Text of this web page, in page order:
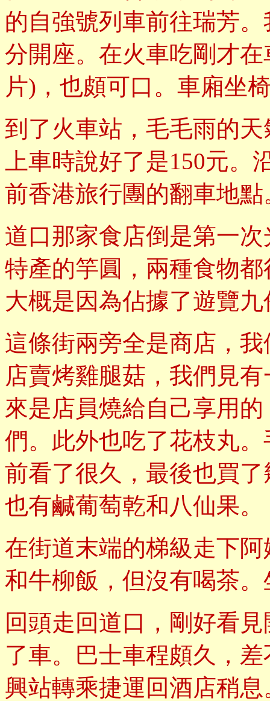
的自強號列車前往瑞芳
分開座。在火車吃剛才
片)，也頗可口。車廂坐
到了火車站，毛毛雨的
上車時說好了是150元
前香港旅行團的翻車地點
道口那家食店倒是第一
特產的竽圓，兩種食物
大概是因為佔據了遊覽
這條街兩旁全是商店，
店賣烤雞腿菇，我們見
來是店員燒給自己享用
們。此外也吃了花枝丸
前看了很久，最後也買
也有鹹葡萄乾和八仙果。
在街道末端的梯級走下
和牛柳飯，但沒有喝茶
回頭走回道口，剛好看
了車。巴士車程頗久，
興站轉乘捷運回酒店稍